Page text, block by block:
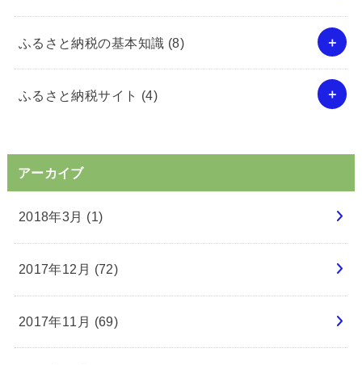
ふるさと納税の基本知識 (8)
ふるさと納税サイト (4)
アーカイブ
2018年3月 (1)
2017年12月 (72)
2017年11月 (69)